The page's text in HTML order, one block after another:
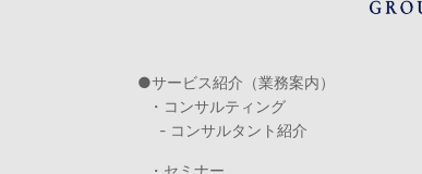
サービス紹介（業務案内）
・コンサルティング
- コンサルタント紹介
・セミナー